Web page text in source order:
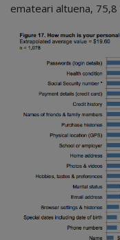
emateari altuena, 75,8